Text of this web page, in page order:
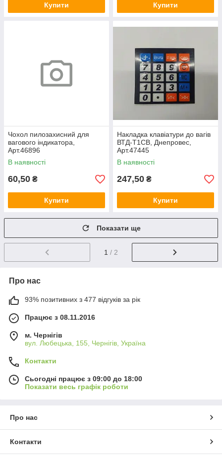
Купити Купити
Чохол пилозахисний для
вагового індикатора,
Арт.46896
В наявності
60,50 ₴
Купити
Накладка клавіатури до вагів
ВТД-Т1СВ, Днепровес,
Арт.47445
В наявності
247,50 ₴
Купити
Показати ще
1 / 2
Про нас
93% позитивних з 477 відгуків за рік
Працює з 08.11.2016
м. Чернігів
вул. Любецька, 155, Чернігів, Україна
Контакти
Сьогодні працює з 09:00 до 18:00
Показати весь графік роботи
Про нас
Контакти